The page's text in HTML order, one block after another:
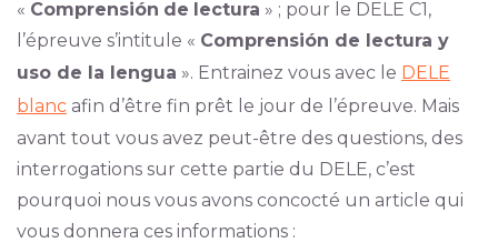
« Comprensión de lectura » ; pour le DELE C1,
l’épreuve s’intitule « Comprensión de lectura y
uso de la lengua ». Entrainez vous avec le DELE
blanc afin d’être fin prêt le jour de l’épreuve. Mais
avant tout vous avez peut-être des questions, des
interrogations sur cette partie du DELE, c’est
pourquoi nous vous avons concocté un article qui
vous donnera ces informations :